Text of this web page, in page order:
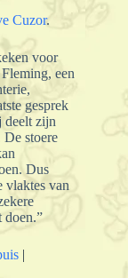
Cuzor.
voor
een
gesprek
deelt zijn
stoere
Dus
vlaktes van
doen.”
|